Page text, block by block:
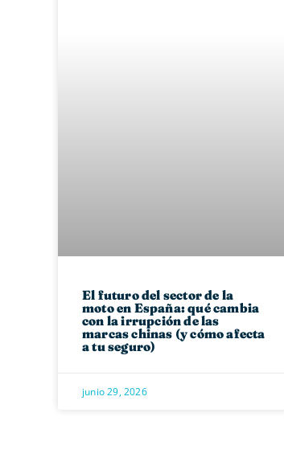
El futuro del sector de la
moto en España: qué cambia
con la irrupción de las
marcas chinas (y cómo afecta
a tu seguro)
junio 29, 2026